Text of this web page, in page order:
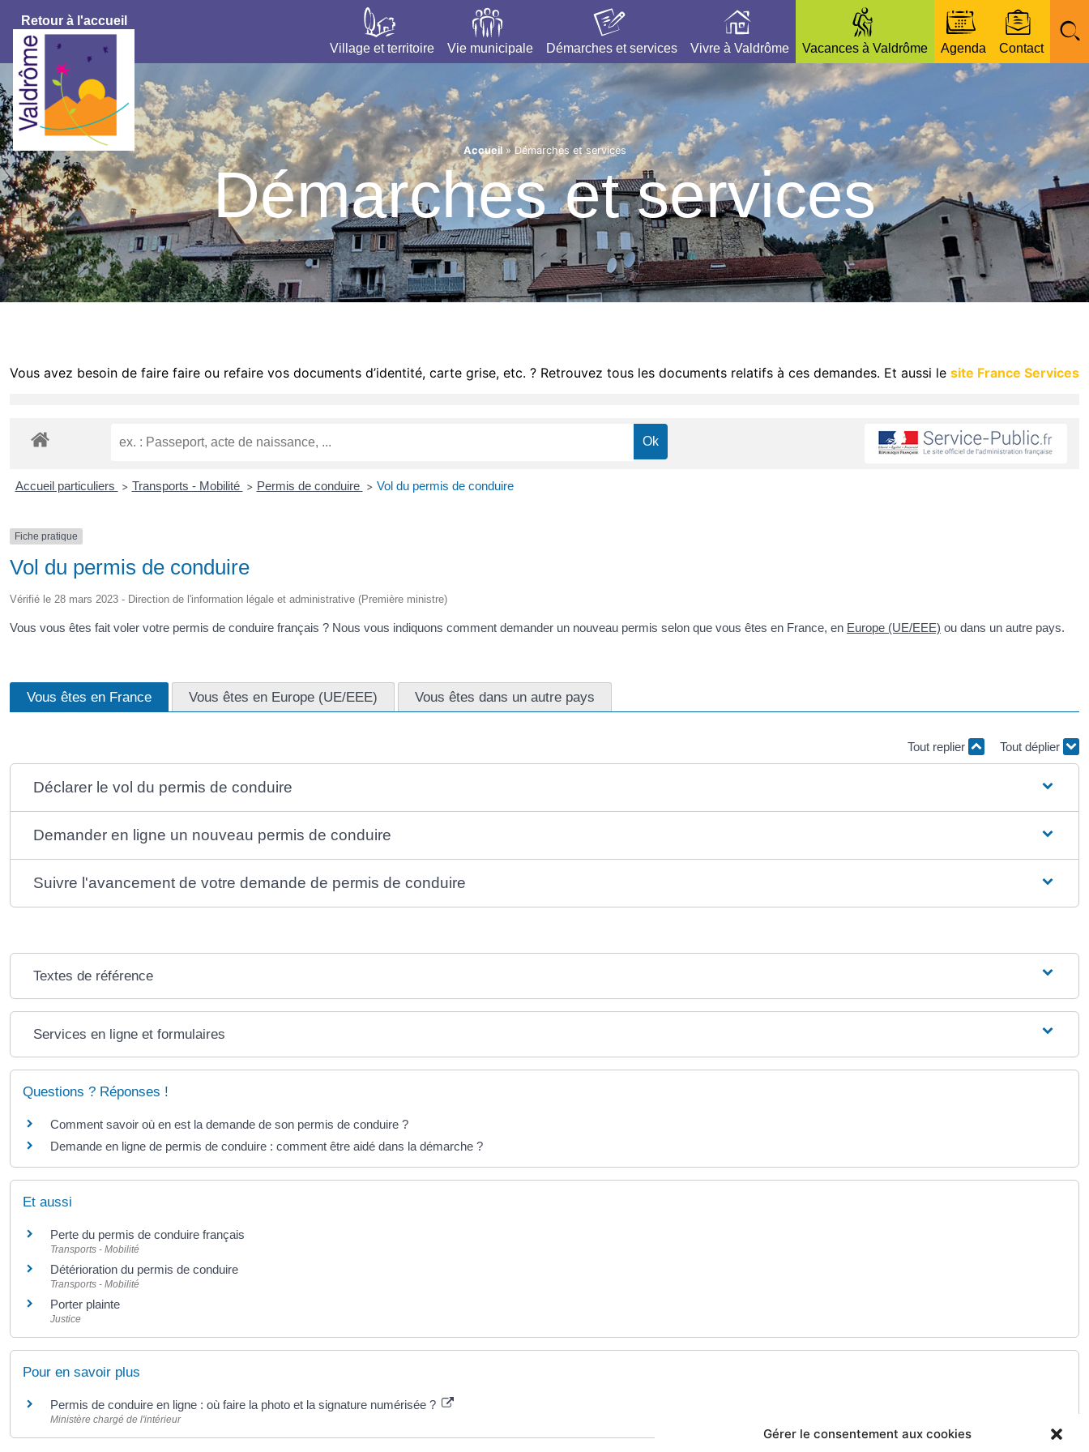
Gérer le consentement aux cookies
Retour à l'accueil
Village et territoire
Vie municipale Démarches et services Vivre à Valdrôme Vacances à Valdrôme Agenda Contact
Accueil»Démarches et services
Démarches et services
Vous avez besoin de faire faire ou refaire vos documents d’identité, carte grise, etc. ? Retrouvez tous les documents relatifs à ces demandes. Et aussi le site France Services
Accueil particuliers > Transports - Mobilité > Permis de conduire > Vol du permis de conduire
Fiche pratique
Vol du permis de conduire
Vérifié le 28 mars 2023 - Direction de l'information légale et administrative (Première ministre)
Vous vous êtes fait voler votre permis de conduire français ? Nous vous indiquons comment demander un nouveau permis selon que vous êtes en France, en Europe (UE/EEE) ou dans un autre pays.
Vous êtes en France Vous êtes en Europe (UE/EEE) Vous êtes dans un autre pays
Tout replier Tout déplier
Déclarer le vol du permis de conduire
Demander en ligne un nouveau permis de conduire
Suivre l'avancement de votre demande de permis de conduire
Textes de référence
Services en ligne et formulaires
Questions ? Réponses !
Comment savoir où en est la demande de son permis de conduire ?
Demande en ligne de permis de conduire : comment être aidé dans la démarche ?
Et aussi
Perte du permis de conduire français
Transports - Mobilité
Détérioration du permis de conduire
Transports - Mobilité
Porter plainte
Justice
Pour en savoir plus
Permis de conduire en ligne : où faire la photo et la signature numérisée ?
Ministère chargé de l'intérieur